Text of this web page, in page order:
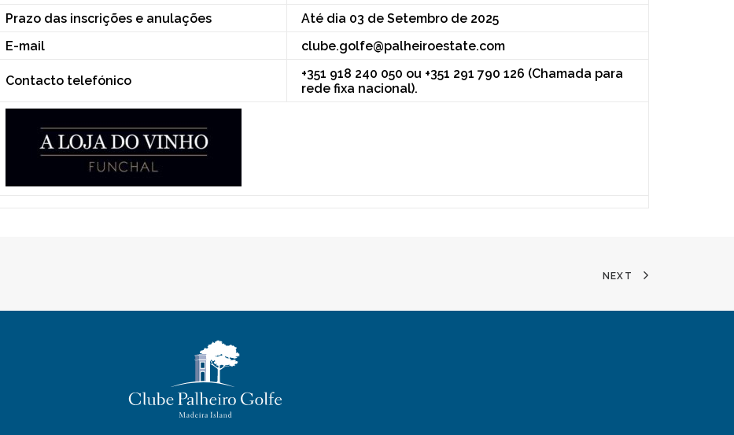
Prazo das inscrições e anulações
Até dia 03 de Setembro de 2025
E-mail
clube.golfe@palheiroestate.com
Contacto telefónico
+351 918 240 050 ou +351 291 790 126 (Chamada para
rede fixa nacional).
NEXT